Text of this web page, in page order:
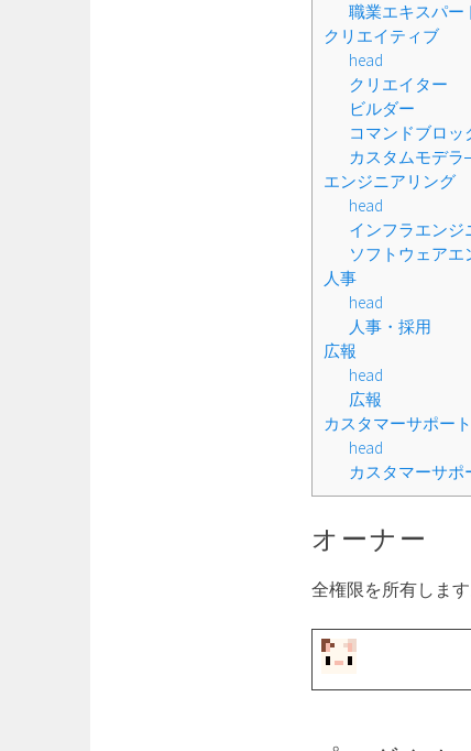
職業エキスパー
クリエイティブ
head
クリエイター
ビルダー
コマンドブロッ
カスタムモデ
エンジニアリング
head
インフラエンジ
ソフトウェアエ
人事
head
人事・採用
広報
head
広報
カスタマーサポート
head
カスタマーサポ
オーナー
全権限を所有しま